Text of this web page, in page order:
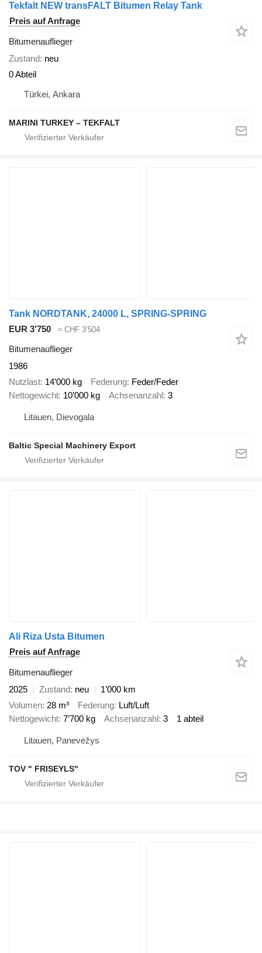
Tekfalt NEW transFALT Bitumen Relay Tank
Preis auf Anfrage
Bitumenauflieger
Zustand neu
0 Abteil
Türkei, Ankara
MARINI TURKEY – TEKFALT
Tank NORDTANK, 24000 L, SPRING-SPRING
EUR 3’750
≈ CHF 3’504
Bitumenauflieger
1986
Nutzlast 14’000 kg Federung Feder/Feder
Nettogewicht 10’000 kg Achsenanzahl 3
Litauen, Dievogala
Baltic Special Machinery Export
Ali Riza Usta Bitumen
Preis auf Anfrage
Bitumenauflieger
2025
Zustand neu
1’000 km
Volumen 28 m³ Federung Luft/Luft
Nettogewicht 7’700 kg Achsenanzahl 3 1 abteil
Litauen, Panevėžys
TOV " FRISEYLS"